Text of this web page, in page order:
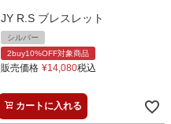
JY R.S ブレスレット
シルバー
2buy10%OFF対象商品
販売価格 ¥14,080税込
カートに入れる